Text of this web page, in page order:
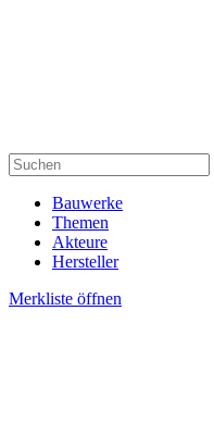
Bauwerke
Themen
Akteure
Hersteller
Merkliste öffnen